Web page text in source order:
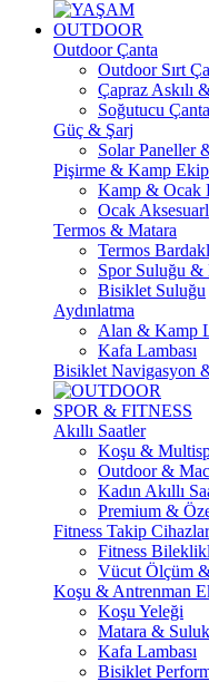
OUTDOOR
Outdoor Çanta
Outdoor Sırt
Çapraz Askılı
Soğutucu Çanta
Güç & Şarj
Solar Paneller
Pişirme & Kamp
Kamp & Ocak
Ocak
Termos & Matara
Termos
Spor Suluğu &
Bisiklet Suluğu
Aydınlatma
Alan & Kamp
Kafa Lambası
Bisiklet Navigasyon
SPOR & FITNESS
Akıllı Saatler
Koşu &
Outdoor &
Kadın Akıllı
Premium &
Fitness Takip
Fitness
Vücut Ölçüm
Koşu & Antrenman
Koşu Yeleği
Matara & Suluk
Kafa Lambası
Bisiklet